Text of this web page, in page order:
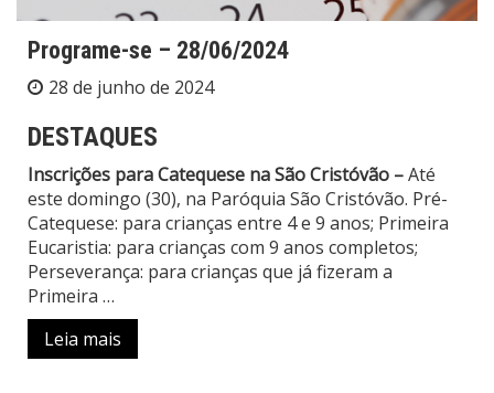
Programe-se – 28/06/2024
28 de junho de 2024
DESTAQUES
Inscrições para Catequese na São Cristóvão –Até
este domingo (30), na Paróquia São Cristóvão. Pré-
Catequese: para crianças entre 4 e 9 anos; Primeira
Eucaristia: para crianças com 9 anos completos;
Perseverança: para crianças que já fizeram a
Primeira …
Leia mais